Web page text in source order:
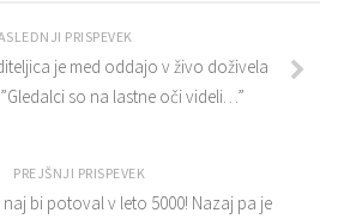
PRISPEVEK
je med oddajo v živo doživela
so na lastne oči videli…”
PREJŠNJI PRISPEVEK
naj bi potoval v leto 5000! Nazaj pa je